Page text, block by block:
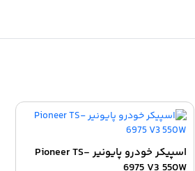
اسپیکر خودرو پایونیر Pioneer TS-